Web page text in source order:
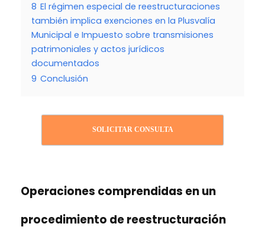
8 El régimen especial de reestructuraciones
también implica exenciones en la Plusvalía
Municipal e Impuesto sobre transmisiones
patrimoniales y actos jurídicos
documentados
9 Conclusión
SOLICITAR CONSULTA
Operaciones comprendidas en un
procedimiento de reestructuración